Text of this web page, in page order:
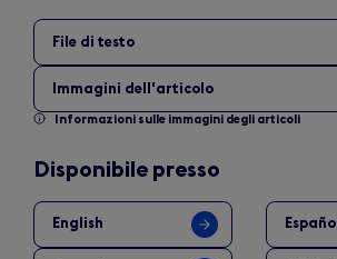
File di testo
Immagini dell'articolo
Informazioni sulle immagini degli articoli
Disponibile presso
English Español